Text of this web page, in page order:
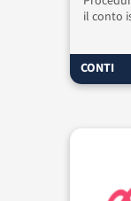
il conto
CONTI